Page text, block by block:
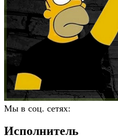
Мы в соц. сетях:
Исполнитель